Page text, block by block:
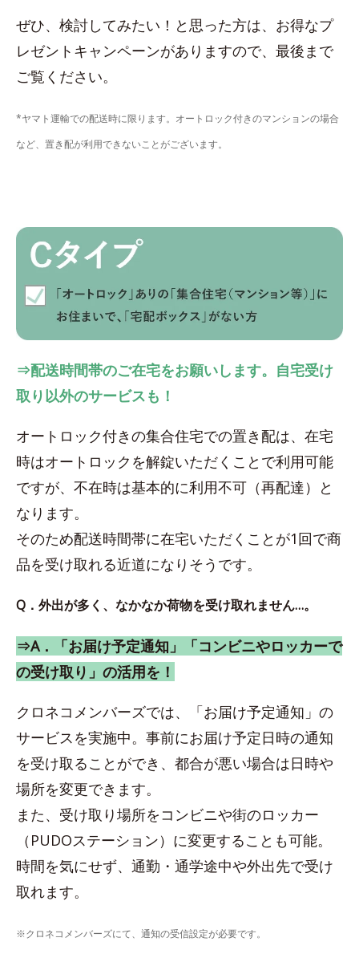
ぜひ、検討してみたい！と思った方は、お得なプ
レゼントキャンペーンがありますので、最後まで
ご覧ください。
*ヤマト運輸での配送時に限ります。オートロック付きのマンションの場合
など、置き配が利用できないことがございます。
⇒配送時間帯のご在宅をお願いします。自宅受け
取り以外のサービスも！
オートロック付きの集合住宅での置き配は、在宅
時はオートロックを解錠いただくことで利用可能
ですが、不在時は基本的に利用不可（再配達）と
なります。
そのため配送時間帯に在宅いただくことが1回で商
品を受け取れる近道になりそうです。
Q．外出が多く、なかなか荷物を受け取れません…。
⇒A．「お届け予定通知」「コンビニやロッカーで
の受け取り」の活用を！
クロネコメンバーズでは、「お届け予定通知」の
サービスを実施中。事前にお届け予定日時の通知
を受け取ることができ、都合が悪い場合は日時や
場所を変更できます。
また、受け取り場所をコンビニや街のロッカー
（PUDOステーション）に変更することも可能。
時間を気にせず、通勤・通学途中や外出先で受け
取れます。
※クロネコメンバーズにて、通知の受信設定が必要です。